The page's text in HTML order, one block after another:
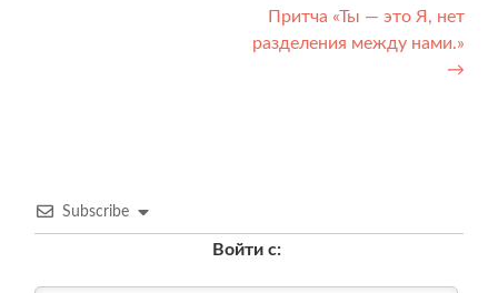
Притча «Ты — это Я, нет
разделения между нами.»
→
Subscribe
Войти с: